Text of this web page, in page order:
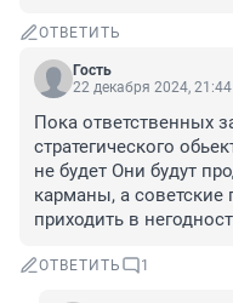
ОТВЕТИТЬ
Гость
22 декабря 2024, 21:44
Пока ответственных
стратегического
не будет Они будут
карманы, а советские
приходить в
ОТВЕТИТЬ 1